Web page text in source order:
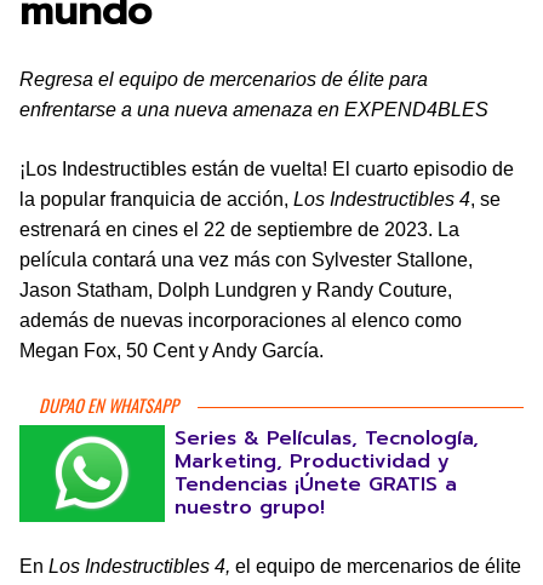
Regresa el equipo de mercenarios de élite para
enfrentarse a una nueva amenaza en EXPEND4BLES
¡Los Indestructibles están de vuelta! El cuarto episodio de
la popular franquicia de acción, Los Indestructibles 4, se
estrenará en cines el 22 de septiembre de 2023. La
película contará una vez más con Sylvester Stallone,
Jason Statham, Dolph Lundgren y Randy Couture,
además de nuevas incorporaciones al elenco como
Megan Fox, 50 Cent y Andy García.
DUPAO EN WHATSAPP
Series & Películas, Tecnología,
Marketing, Productividad y
Tendencias ¡Únete GRATIS a
nuestro grupo!
En Los Indestructibles 4, el equipo de mercenarios de élite